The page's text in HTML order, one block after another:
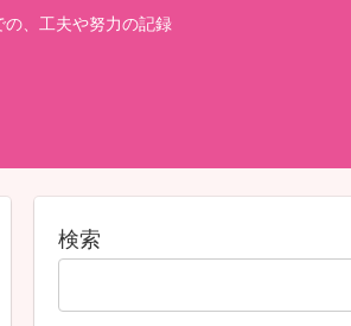
、工夫や努力の記録
検索